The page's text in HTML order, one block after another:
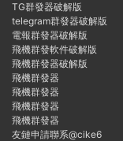
TG群發器破解版
telegram群發器破解版
電報群發器破解版
飛機群發軟件破解版
飛機群發器破解版
飛機群發器
飛機群發器
飛機群發器
飛機群發器
友鏈申請聯系@cike6